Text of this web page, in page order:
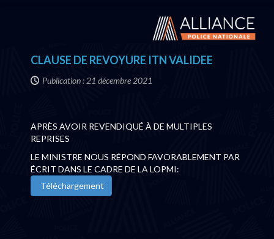
CLAUSE DE REVOYURE ITN VALIDEE
Publication : 21 décembre 2021
APRÈS AVOIR REVENDIQUÉ À DE MULTIPLES
REPRISES
LE MINISTRE NOUS RÉPOND FAVORABLEMENT PAR
ÉCRIT DANS LE CADRE DE LA LOPMI:
Téléchargement